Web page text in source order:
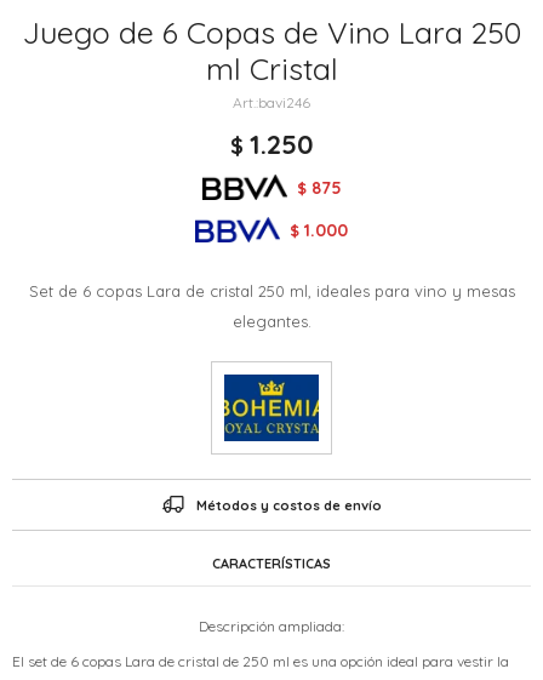
Juego de 6 Copas de Vino Lara 250
ml Cristal
bavi246
$ 1.250
$ 875
$ 1.000
Set de 6 copas Lara de cristal 250 ml, ideales para vino y mesas
elegantes.
Métodos y costos de envío
CARACTERÍSTICAS
Descripción ampliada:
El set de 6 copas Lara de cristal de 250 ml es una opción ideal para vestir la